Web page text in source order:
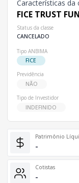
Características da
FICE TRUST
Status da classe
CANCELADO
Tipo ANBIMA
FICE
Previdência
NÃO
Tipo de Investidor
INDEFINIDO
Patrimônio
-
Cotistas
-